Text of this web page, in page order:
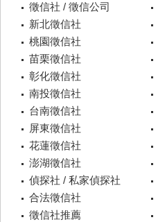
徵信社 / 徵信公司
新北徵信社
桃園徵信社
苗栗徵信社
彰化徵信社
南投徵信社
台南徵信社
屏東徵信社
花蓮徵信社
澎湖徵信社
偵探社 / 私家偵探社
合法徵信社
徵信社推薦